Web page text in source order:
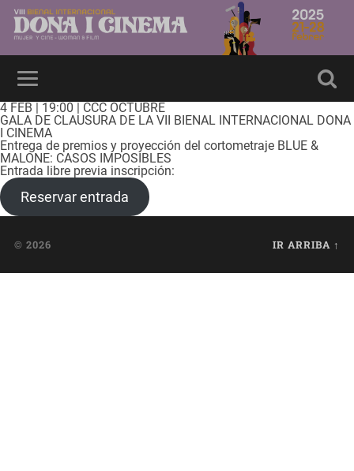
4 FEB | 19:00 | CCC OCTUBRE
GALA DE CLAUSURA DE LA VII BIENAL INTERNACIONAL DONA
I CINEMA
Entrega de premios y proyección del cortometraje BLUE &
MALONE: CASOS IMPOSIBLES
Entrada libre previa inscripción:
Reservar entrada
© 2026 IR ARRIBA ↑